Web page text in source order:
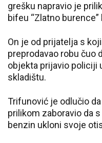
grešku napravio je
bifeu “Zlatno
On je od prijatelja s
preprodavao robu čuo
objekta prijavio policiji
skladištu.
Trifunović je odlučio
prilikom zaboravio da
benzin ukloni svoje